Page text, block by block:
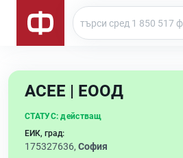
АСЕЕ | ЕООД
СТАТУС: действащ
ЕИК, град:
175327636, София